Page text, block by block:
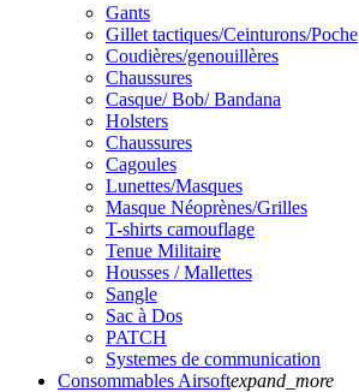
Gants
Gillet tactiques/Ceinturons/Poche
Coudières/genouillères
Chaussures
Casque/ Bob/ Bandana
Holsters
Chaussures
Cagoules
Lunettes/Masques
Masque Néoprènes/Grilles
T-shirts camouflage
Tenue Militaire
Housses / Mallettes
Sangle
Sac à Dos
PATCH
Systemes de communication
Consommables Airsoftexpand_more